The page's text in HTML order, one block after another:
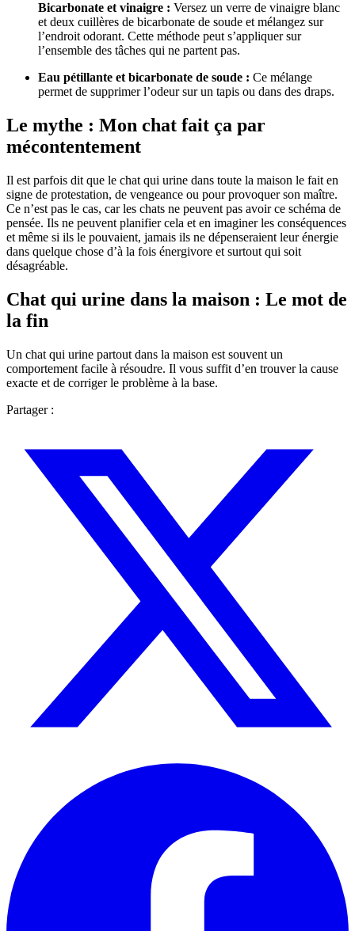
Bicarbonate et vinaigre : Versez un verre de vinaigre blanc
et deux cuillères de bicarbonate de soude et mélangez sur
l’endroit odorant. Cette méthode peut s’appliquer sur
l’ensemble des tâches qui ne partent pas.
Eau pétillante et bicarbonate de soude : Ce mélange
permet de supprimer l’odeur sur un tapis ou dans des draps.
Le mythe : Mon chat fait ça par
mécontentement
Il est parfois dit que le chat qui urine dans toute la maison le fait en
signe de protestation, de vengeance ou pour provoquer son maître.
Ce n’est pas le cas, car les chats ne peuvent pas avoir ce schéma de
pensée. Ils ne peuvent planifier cela et en imaginer les conséquences
et même si ils le pouvaient, jamais ils ne dépenseraient leur énergie
dans quelque chose d’à la fois énergivore et surtout qui soit
désagréable.
Chat qui urine dans la maison : Le mot de
la fin
Un chat qui urine partout dans la maison est souvent un
comportement facile à résoudre. Il vous suffit d’en trouver la cause
exacte et de corriger le problème à la base.
Partager :